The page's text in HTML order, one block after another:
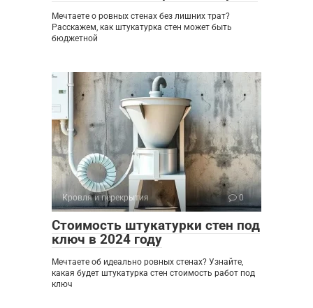
Мечтаете о ровных стенах без лишних трат?
Расскажем, как штукатурка стен может быть
бюджетной
Кровля и перекрытия 0
Стоимость штукатурки стен под
ключ в 2024 году
Мечтаете об идеально ровных стенах? Узнайте,
какая будет штукатурка стен стоимость работ под
ключ